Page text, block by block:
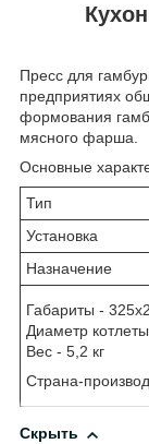
Пресс для
предприятиях
формования
мясного фарша.
Основные
Тип
Установка
Назначение
Габариты -
Диаметр
Вес - 5,2 кг
Страна-
Скрыть